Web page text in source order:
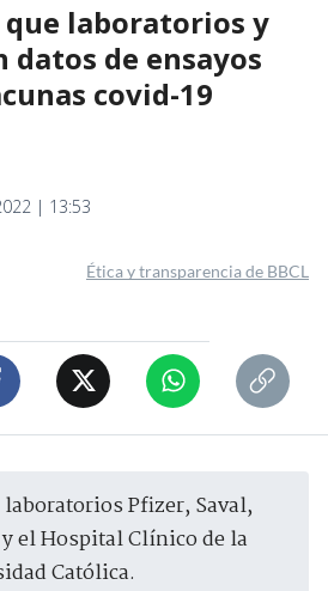
laboratorios y
datos de ensayos
covid-19
| 13:53
Ética y transparencia de BBCL
el Hospital Clínico de la
Católica.